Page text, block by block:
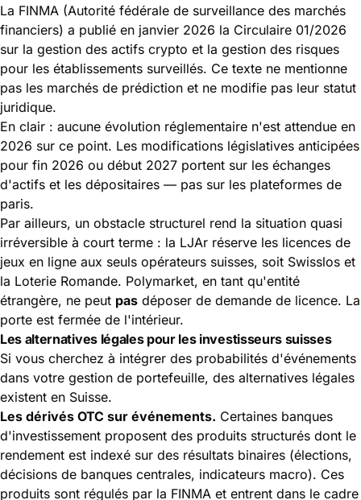
La FINMA (Autorité fédérale de surveillance des marchés
financiers) a publié en janvier 2026 la Circulaire 01/2026
sur la gestion des actifs crypto et la gestion des risques
pour les établissements surveillés. Ce texte ne mentionne
pas les marchés de prédiction et ne modifie pas leur statut
juridique.
En clair : aucune évolution réglementaire n'est attendue en
2026 sur ce point. Les modifications législatives anticipées
pour fin 2026 ou début 2027 portent sur les échanges
d'actifs et les dépositaires — pas sur les plateformes de
paris.
Par ailleurs, un obstacle structurel rend la situation quasi
irréversible à court terme : la LJAr réserve les licences de
jeux en ligne aux seuls opérateurs suisses, soit Swisslos et
la Loterie Romande. Polymarket, en tant qu'entité
étrangère, ne peut pas déposer de demande de licence. La
porte est fermée de l'intérieur.
Les alternatives légales pour les investisseurs suisses
Si vous cherchez à intégrer des probabilités d'événements
dans votre gestion de portefeuille, des alternatives légales
existent en Suisse.
Les dérivés OTC sur événements. Certaines banques
d'investissement proposent des produits structurés dont le
rendement est indexé sur des résultats binaires (élections,
décisions de banques centrales, indicateurs macro). Ces
produits sont régulés par la FINMA et entrent dans le cadre